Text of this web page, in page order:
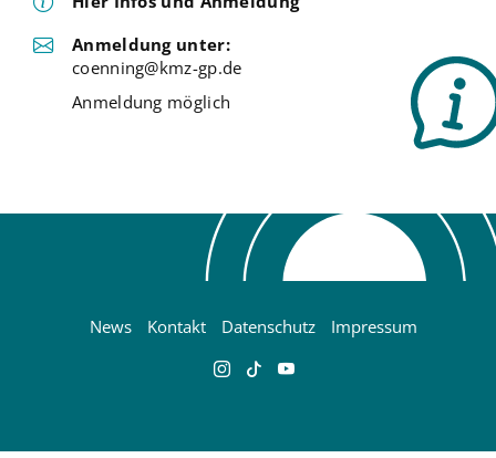
Anmeldung unter:
coenning@kmz-gp.de
Anmeldung möglich
News Kontakt Datenschutz Impressum